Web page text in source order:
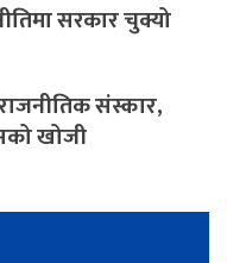
सरकार चुक्यो
संस्कार,
खोजी